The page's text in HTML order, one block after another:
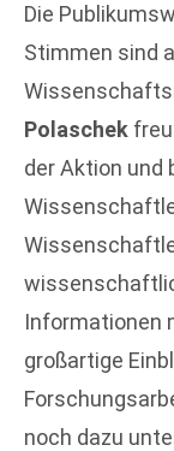
Die
Stimmen sind
Polaschek
der Aktion und
Informationen
großartige
noch dazu